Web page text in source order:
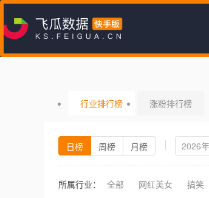
行业排行榜 涨粉排行榜
日榜 周榜 月榜
所属行业： 全部 网红美女 搞笑